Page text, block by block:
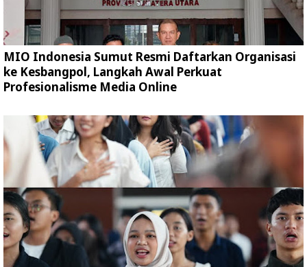
MIO Indonesia Sumut Resmi Daftarkan Organisasi
ke Kesbangpol, Langkah Awal Perkuat
Profesionalisme Media Online